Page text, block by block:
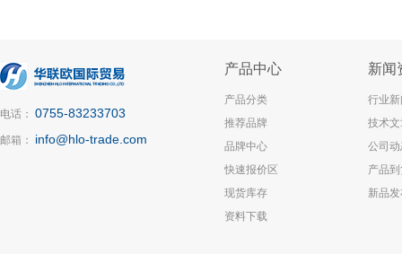
电话： 0755-83233703
邮箱： info@hlo-trade.com
产品中心
产品分类
推荐品牌
品牌中心
快速报价区
现货库存
资料下载
新闻
行业
技术
公司
产品
新品